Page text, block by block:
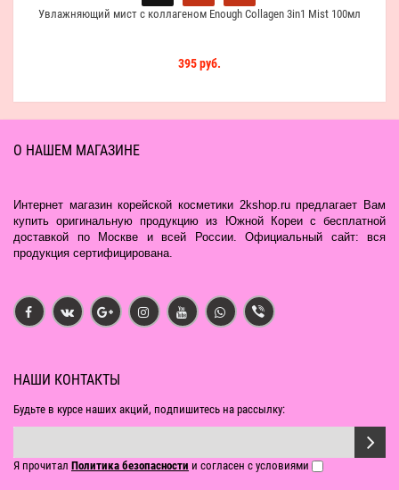
Увлажняющий мист с коллагеном Enough Collagen 3in1 Mist 100мл
395 руб.
О НАШЕМ МАГАЗИНЕ
Интернет магазин корейской косметики 2kshop.ru предлагает Вам
купить оригинальную продукцию из Южной Кореи с бесплатной
доставкой по Москве и всей России. Официальный сайт: вся
продукция сертифицирована.
НАШИ КОНТАКТЫ
Будьте в курсе наших акций, подпишитесь на рассылку:
Я прочитал Политика безопасности и согласен с условиями